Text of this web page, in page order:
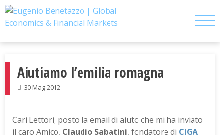
Skip
to
Aiutiamo l’emilia romagna
30 Mag 2012
Cari Lettori, posto la email di aiuto che mi ha inviato
il caro Amico, Claudio Sabatini, fondatore di CIGA